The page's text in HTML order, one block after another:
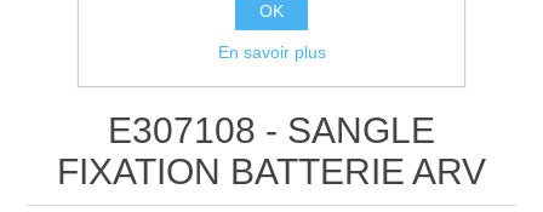
E307108 - SANGLE
FIXATION BATTERIE ARV
OK
En savoir plus